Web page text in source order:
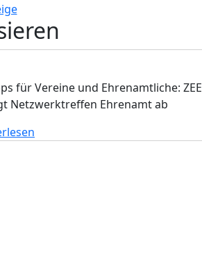
für Vereine und Ehrenamtliche: ZEE
Netzwerktreffen Ehrenamt ab